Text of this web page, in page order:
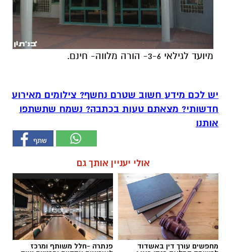
מיועד לגילאי 3-6- הורה מלווה- חינם.
יש לכם מידע חשוב שטרם נחשף? צילומים מאירוע
חדשותי? מצאתם טעות בכתבה? נשמח שתשתפו
אותנו
אולי יעניין אותך גם
מחפשים עורך דין באשדוד פנתרה -חלל משותף ומרכז